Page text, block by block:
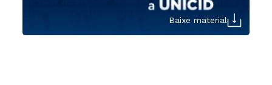
Baixe material